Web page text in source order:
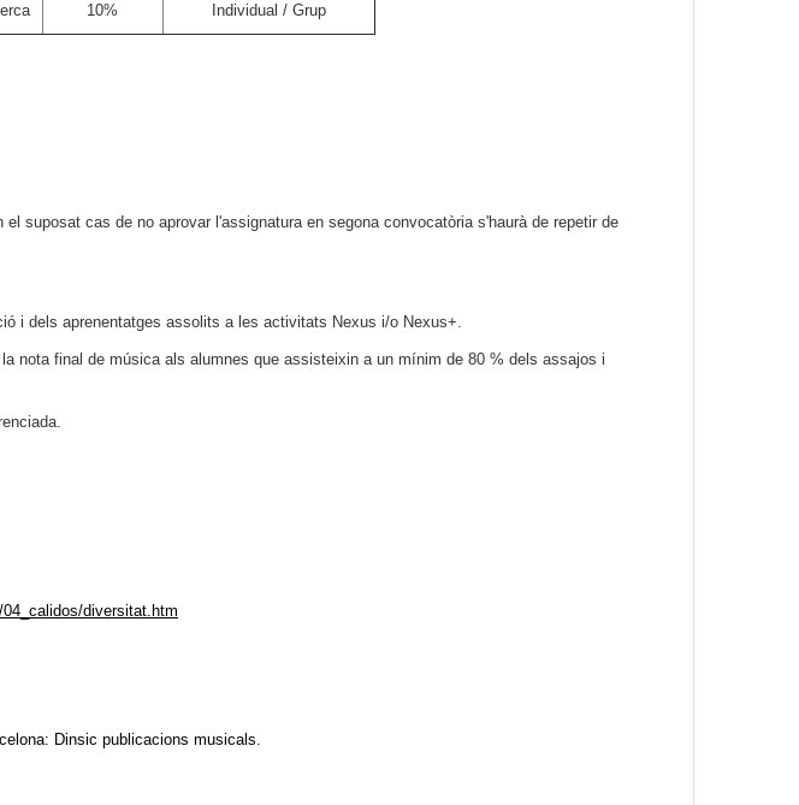
10% Individual / Grup
suposat cas de no aprovar l'assignatura en segona convocatòria s'haurà de repetir de
i dels aprenentatges assolits a les activitats Nexus i/o Nexus+.
nota final de música als alumnes que assisteixin a un mínim de 80 % dels assajos i
diversitat.htm
Dinsic publicacions musicals.